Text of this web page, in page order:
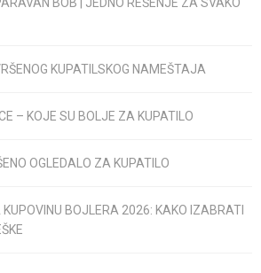
KUPATILSKOG NAMEŠTAJA
– KOJE SU BOLJE ZA KUPATILO
OGLEDALO ZA KUPATILO
BOJLERA 2026: KAKO IZABRATI